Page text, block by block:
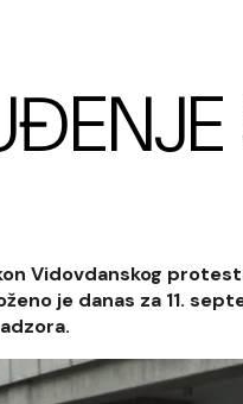
Vidovdanskog
je danas za 11.